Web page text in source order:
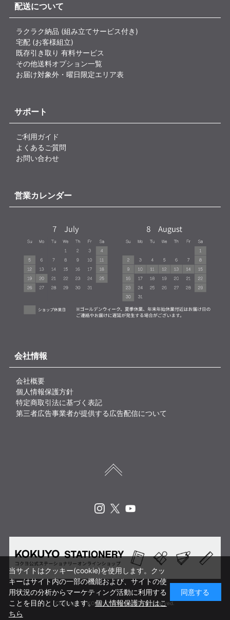
配送について
ラクラク納品 (組み立てサービス付き)
宅配 (お客様組立)
既存引き取り 有料サービス
その他送料オプション一覧
お届け対象外・曜日限定エリア表
サポート
ご利用ガイド
よくあるご質問
お問い合わせ
営業カレンダー
会社情報
会社概要
個人情報保護方針
特定商取引法に基づく表記
第三者広告事業者が提供する広告配信について
Copyright © KOKUYO CORP. All rights reserved.
当サイトはクッキー(cookie)を使用します。クッ
キーはサイト内の一部の機能および、サイトの使
用状況の分析からマーケティング活動に利用する
ことを目的としています。個人情報保護方針はこ
ちら
同意する